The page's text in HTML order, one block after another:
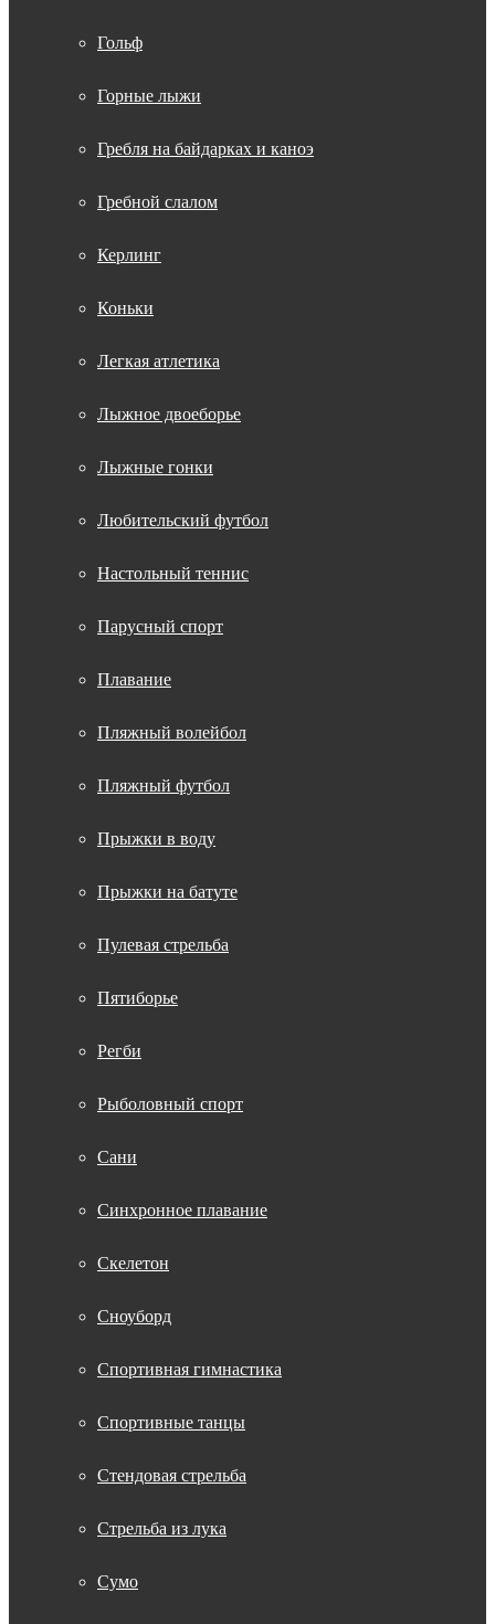
Гольф
Горные лыжи
Гребля на байдарках и каноэ
Гребной слалом
Керлинг
Коньки
Легкая атлетика
Лыжное двоеборье
Лыжные гонки
Любительский футбол
Настольный теннис
Парусный спорт
Плавание
Пляжный волейбол
Пляжный футбол
Прыжки в воду
Прыжки на батуте
Пулевая стрельба
Пятиборье
Регби
Рыболовный спорт
Сани
Синхронное плавание
Скелетон
Сноуборд
Спортивная гимнастика
Спортивные танцы
Стендовая стрельба
Стрельба из лука
Сумо